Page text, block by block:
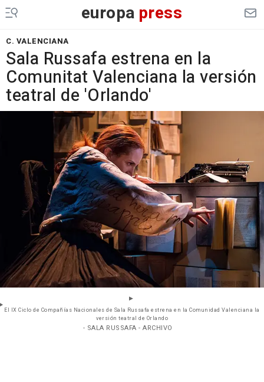
europa press
C. VALENCIANA
Sala Russafa estrena en la
Comunitat Valenciana la versión
teatral de 'Orlando'
El IX Ciclo de Compañías Nacionales de Sala Russafa estrena en la Comunidad Valenciana la
versión teatral de Orlando
- SALA RUSSAFA - ARCHIVO